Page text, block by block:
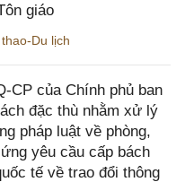
giáo
Du lịch
CP của Chính phủ ban
đặc thù nhằm xử lý
pháp luật về phòng,
yêu cầu cấp bách
tế về trao đổi thông